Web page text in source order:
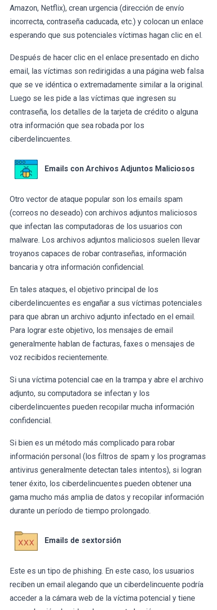
Amazon, Netflix), crean urgencia (dirección de envío
incorrecta, contraseña caducada, etc.) y colocan un enlace
esperando que sus potenciales víctimas hagan clic en el.
Después de hacer clic en el enlace presentado en dicho
email, las víctimas son redirigidas a una página web falsa
que se ve idéntica o extremadamente similar a la original.
Luego se les pide a las víctimas que ingresen su
contraseña, los detalles de la tarjeta de crédito o alguna
otra información que sea robada por los
ciberdelincuentes.
Emails con Archivos Adjuntos Maliciosos
Otro vector de ataque popular son los emails spam
(correos no deseado) con archivos adjuntos maliciosos
que infectan las computadoras de los usuarios con
malware. Los archivos adjuntos maliciosos suelen llevar
troyanos capaces de robar contraseñas, información
bancaria y otra información confidencial.
En tales ataques, el objetivo principal de los
ciberdelincuentes es engañar a sus víctimas potenciales
para que abran un archivo adjunto infectado en el email.
Para lograr este objetivo, los mensajes de email
generalmente hablan de facturas, faxes o mensajes de
voz recibidos recientemente.
Si una víctima potencial cae en la trampa y abre el archivo
adjunto, su computadora se infectan y los
ciberdelincuentes pueden recopilar mucha información
confidencial.
Si bien es un método más complicado para robar
información personal (los filtros de spam y los programas
antivirus generalmente detectan tales intentos), si logran
tener éxito, los ciberdelincuentes pueden obtener una
gama mucho más amplia de datos y recopilar información
durante un período de tiempo prolongado.
Emails de sextorsión
Este es un tipo de phishing. En este caso, los usuarios
reciben un email alegando que un ciberdelincuente podría
acceder a la cámara web de la víctima potencial y tiene